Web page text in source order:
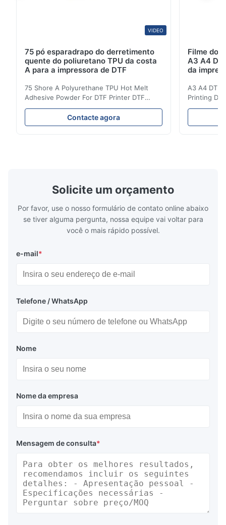
VIDEO
75 pó esparadrapo do derretimento
quente do poliuretano TPU da costa
A para a impressora de DTF
75 Shore A Polyurethane TPU Hot Melt
Adhesive Powder For DTF Printer DTF
Powder Technical Parameters Bonding
Parameters ( reference only) Temperature
110-130℃ Press 0.5-1.5 kg/cm2 Time 8-20
Contacte agora
Filme do
A3 A4
da
A3 A4 DTF
Printing
application
pattern
Solicite um orçamento
Por favor, use o nosso formulário de contato online abaixo
se tiver alguma pergunta, nossa equipe vai voltar para
você o mais rápido possível.
e-mail*
Telefone / WhatsApp
Nome
Nome da empresa
Mensagem de consulta*